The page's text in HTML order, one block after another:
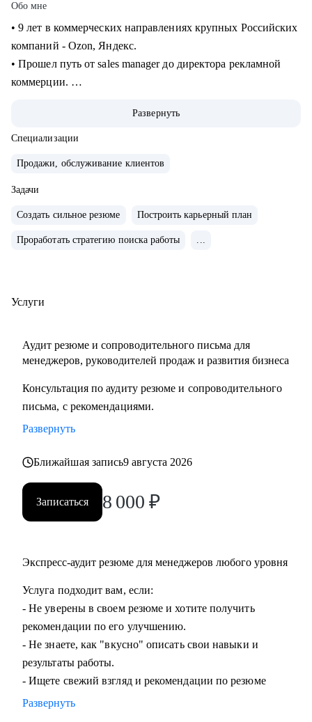
Обо мне
• 9 лет в коммерческих направлениях крупных Российских
компаний - Ozon, Яндекс.
• Прошел путь от sales manager до директора рекламной
коммерции.
• Выстраивание направлений с нуля, регламенты, KPI,
мотивация.
процессов.
• Спикер-эксперт в Phoenix Education — бюро
образовательных проектов.
сопроводительное письмо.
• Определиться с карьерной целью.
уровня до руководителя подразделения.
команды.
сотрудником/руководителем.
Кому могу помочь:
• Специалистам всех уровней в области, операций,
определиться с дальнейшими шагами.
• Тем, кто только стал руководителем: как работать с
командой, выстраивать эффективные процессы,
мотивировать, как работать с заказчиками и
руководителями.
• Опытным руководителям, кто испытывает сложности в
работе с командой или не понимает как дальше расти.
Развернуть
Специализации
Продажи, обслуживание клиентов
Задачи
Создать сильное резюме Построить карьерный план
Проработать стратегию поиска работы ...
Услуги
Аудит резюме и сопроводительного письма для
менеджеров, руководителей продаж и развития бизнеса
Консультация по аудиту резюме и сопроводительного
письма, с рекомендациями.
Развернуть
Ближайшая запись9 августа 2026
Записаться 8 000 ₽
Экспресс-аудит резюме для менеджеров любого уровня
Услуга подходит вам, если:
- Не уверены в своем резюме и хотите получить
рекомендации по его улучшению.
- Не знаете, как "вкусно" описать свои навыки и
результаты работы.
- Ищете свежий взгляд и рекомендации по резюме
Развернуть